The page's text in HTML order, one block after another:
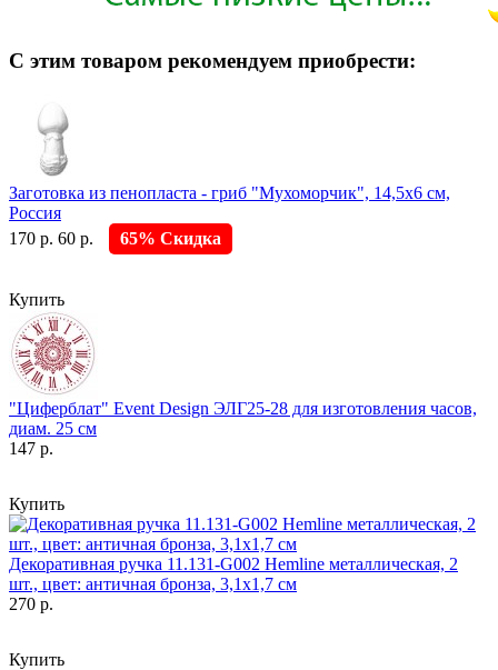
С этим товаром рекомендуем приобрести:
Заготовка из пенопласта - гриб "Мухоморчик", 14,5х6 см,
Россия
170 р. 60 р. 65% Скидка
Купить
"Циферблат" Event Design ЭЛГ25-28 для изготовления часов,
диам. 25 см
147 р.
Купить
Декоративная ручка 11.131-G002 Hemline металлическая, 2
шт., цвет: античная бронза, 3,1х1,7 см
270 р.
Купить